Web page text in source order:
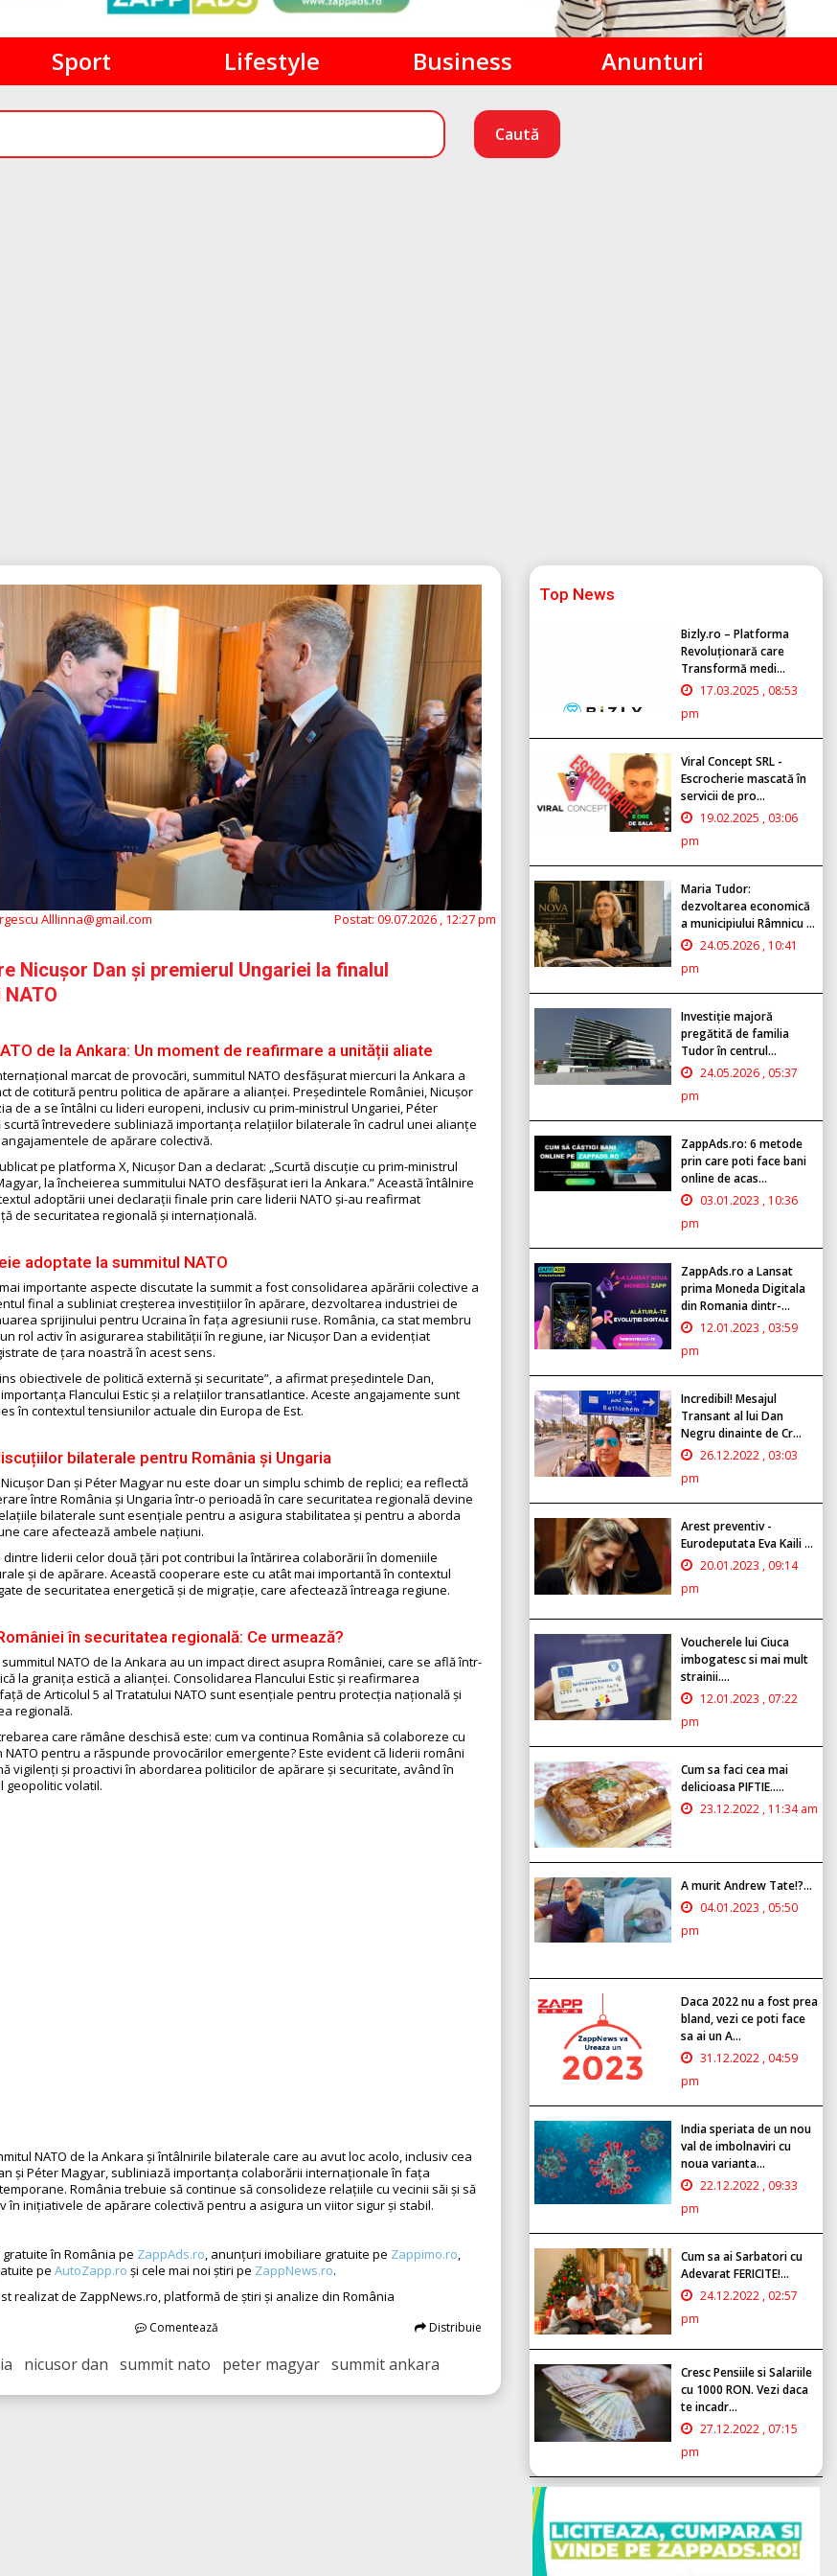
Sport Lifestyle Business Anunturi
Caută
Alllinna@gmail.com Postat: 09.07.2026 , 12:27 pm
Nicușor Dan și premierul Ungariei la finalul
de la Ankara: Un moment de reafirmare a unității aliate
marcat de provocări, summitul NATO desfășurat miercuri la Ankara a
de cotitură pentru politica de apărare a alianței. Președintele României, Nicușor
de a se întâlni cu lideri europeni, inclusiv cu prim-ministrul Ungariei, Péter
scurtă întrevedere subliniază importanța relațiilor bilaterale în cadrul unei alianțe
de apărare colectivă.
pe platforma X, Nicușor Dan a declarat: „Scurtă discuție cu prim-ministrul
la încheierea summitului NATO desfășurat ieri la Ankara.” Această întâlnire
adoptării unei declarații finale prin care liderii NATO și-au reafirmat
de securitatea regională și internațională.
adoptate la summitul NATO
importante aspecte discutate la summit a fost consolidarea apărării colective a
final a subliniat creșterea investițiilor în apărare, dezvoltarea industriei de
sprijinului pentru Ucraina în fața agresiunii ruse. România, ca stat membru
un rol activ în asigurarea stabilității în regiune, iar Nicușor Dan a evidențiat
de țara noastră în acest sens.
obiectivele de politică externă și securitate”, a afirmat președintele Dan,
Flancului Estic și a relațiilor transatlantice. Aceste angajamente sunt
în contextul tensiunilor actuale din Europa de Est.
bilaterale pentru România și Ungaria
Dan și Péter Magyar nu este doar un simplu schimb de replici; ea reflectă
între România și Ungaria într-o perioadă în care securitatea regională devine
bilaterale sunt esențiale pentru a asigura stabilitatea și pentru a aborda
care afectează ambele națiuni.
dintre liderii celor două țări pot contribui la întărirea colaborării în domeniile
și de apărare. Această cooperare este cu atât mai importantă în contextul
de securitatea energetică și de migrație, care afectează întreaga regiune.
în securitatea regională: Ce urmează?
NATO de la Ankara au un impact direct asupra României, care se află într-
la granița estică a alianței. Consolidarea Flancului Estic și reafirmarea
de Articolul 5 al Tratatului NATO sunt esențiale pentru protecția națională și
regională.
care rămâne deschisă este: cum va continua România să colaboreze cu
pentru a răspunde provocărilor emergente? Este evident că liderii români
vigilenți și proactivi în abordarea politicilor de apărare și securitate, având în
geopolitic volatil.
NATO de la Ankara și întâlnirile bilaterale care au avut loc acolo, inclusiv cea
și Péter Magyar, subliniază importanța colaborării internaționale în fața
România trebuie să continue să consolideze relațiile cu vecinii săi și să
în inițiativele de apărare colectivă pentru a asigura un viitor sigur și stabil.
în România pe ZappAds.ro , anunțuri imobiliare gratuite pe Zappimo.ro
pe AutoZapp.ro și cele mai noi știri pe ZappNews.ro.
realizat de ZappNews.ro, platformă de știri și analize din România
Comentează Distribuie
nicusor dan summit nato peter magyar summit ankara
Top News
Bizly.ro – Platforma
Revoluționară care
Transformă medi...
17.03.2025 , 08:53
pm
Viral Concept SRL -
Escrocherie mascată în
servicii de pro...
19.02.2025 , 03:06
pm
Maria Tudor:
dezvoltarea economică
a municipiului Râmnicu ...
24.05.2026 , 10:41
pm
Investiție majoră
pregătită de familia
Tudor în centrul...
24.05.2026 , 05:37
pm
ZappAds.ro: 6 metode
prin care poti face bani
online de acas...
03.01.2023 , 10:36
pm
ZappAds.ro a Lansat
prima Moneda Digitala
din Romania dintr-...
12.01.2023 , 03:59
pm
Incredibil! Mesajul
Transant al lui Dan
Negru dinainte de Cr...
26.12.2022 , 03:03
pm
Arest preventiv -
Eurodeputata Eva Kaili ...
20.01.2023 , 09:14
pm
Voucherele lui Ciuca
imbogatesc si mai mult
strainii....
12.01.2023 , 07:22
pm
Cum sa faci cea mai
delicioasa PIFTIE.....
23.12.2022 , 11:34 am
A murit Andrew Tate!?...
04.01.2023 , 05:50
pm
Daca 2022 nu a fost prea
bland, vezi ce poti face
sa ai un A...
31.12.2022 , 04:59
pm
India speriata de un nou
val de imbolnaviri cu
noua varianta...
22.12.2022 , 09:33
pm
Cum sa ai Sarbatori cu
Adevarat FERICITE!...
24.12.2022 , 02:57
pm
Cresc Pensiile si Salariile
cu 1000 RON. Vezi daca
te incadr...
27.12.2022 , 07:15
pm